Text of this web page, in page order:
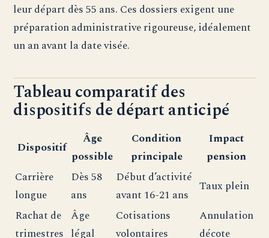
leur départ dès 55 ans. Ces dossiers exigent une
préparation administrative rigoureuse, idéalement
un an avant la date visée.
Tableau comparatif des
dispositifs de départ anticipé
Dispositif
Âge
possible
Condition
principale
Impact
pension
Carrière
longue
Dès 58
ans
Début d’activité
avant 16-21 ans
Taux plein
Rachat de
trimestres
Âge
légal
Cotisations
volontaires
Annulation
décote